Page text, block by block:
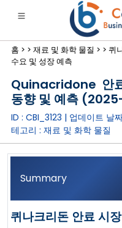
·금융·보험• 소비재
홈 > > 재료 및 화학 물질 > > 퀴
수요 및 성장 예측
Quinacridone 안
동향 및 예측
ID : CBI_3123 | 업데이트 날
테고리 : 재료 및 화학 물질
Summary
퀴나크리돈 안료 시